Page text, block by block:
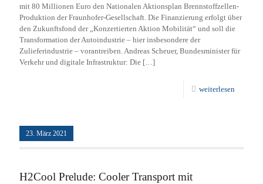
mit 80 Millionen Euro den Nationalen Aktionsplan Brennstoffzellen-
Produktion der Fraunhofer-Gesellschaft. Die Finanzierung erfolgt über
den Zukunftsfond der „Konzertierten Aktion Mobilität“ und soll die
Transformation der Autoindustrie – hier insbesondere der
Zulieferindustrie – vorantreiben. Andreas Scheuer, Bundesminister für
Verkehr und digitale Infrastruktur: Die […]
weiterlesen
23. März 2021
H2Cool Prelude: Cooler Transport mit